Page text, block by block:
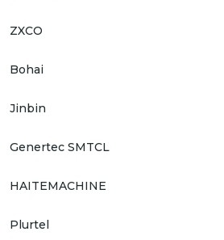
ZXCO
Bohai
Jinbin
Genertec SMTCL
HAITEMACHINE
Plurtel